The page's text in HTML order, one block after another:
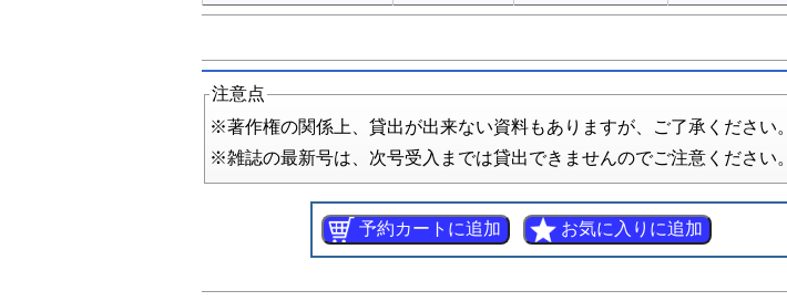
注意点
※著作権の関係上、貸出が出来ない資料もありますが、ご了承ください。
※雑誌の最新号は、次号受入までは貸出できませんのでご注意ください。